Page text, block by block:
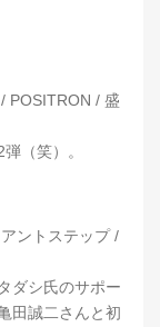
POSITRON / 盛
（笑）。
ントステップ /
ダシ氏のサポー
田誠二さんと初